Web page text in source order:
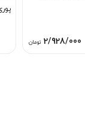
2/928/000 تومان